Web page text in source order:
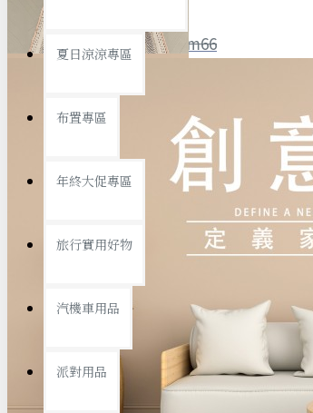
聯絡我們 ID : @ym66
優惠活動 最新活動
旅行收納
汽機車用品
查看更多
夏日涼涼專區
布置專區
年終大促專區
旅行實用好物
汽機車用品
派對用品